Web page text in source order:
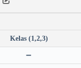
Kelas (1,2,3)
➖